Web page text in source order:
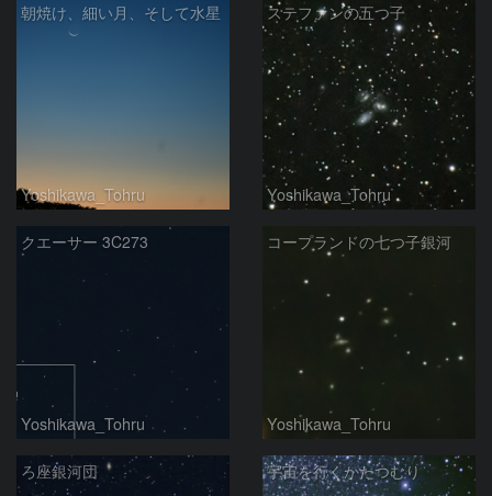
朝焼け、細い月、そして水星
Yoshikawa_Tohru
ステファンの五つ子
Yoshikawa_Tohru
クエーサー 3C273
Yoshikawa_Tohru
コープランドの七つ子銀河
Yoshikawa_Tohru
ろ座銀河団 宇宙を行くかたつむり